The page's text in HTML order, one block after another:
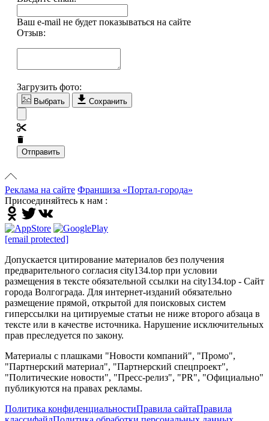
Ваш e-mail не будет показываться на сайте
Отзыв:
Загрузить фото:
Выбрать Сохранить
Отправить
Реклама на сайте Франшиза «Портал-города»
Присоединяйтесь к нам :
[email protected]
Допускается цитирование материалов без получения
предварительного согласия city134.top при условии
размещения в тексте обязательной ссылки на city134.top - Сайт
города Волгограда. Для интернет-изданий обязательно
размещение прямой, открытой для поисковых систем
гиперссылки на цитируемые статьи не ниже второго абзаца в
тексте или в качестве источника. Нарушение исключительных
прав преследуется по закону.
Материалы с плашками "Новости компаний", "Промо",
"Партнерский материал", "Партнерский спецпроект",
"Политические новости", "Пресс-релиз", "PR", "Официально"
публикуются на правах рекламы.
Политика конфиденциальностиПравила сайтаПравила